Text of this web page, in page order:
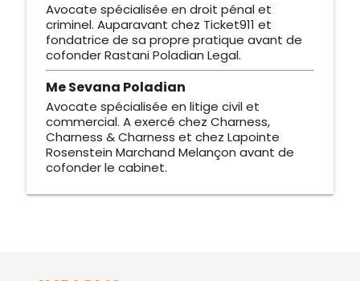
Avocate spécialisée en droit pénal et
criminel. Auparavant chez Ticket911 et
fondatrice de sa propre pratique avant de
cofonder Rastani Poladian Legal.
Me Sevana Poladian
Avocate spécialisée en litige civil et
commercial. A exercé chez Charness,
Charness & Charness et chez Lapointe
Rosenstein Marchand Melançon avant de
cofonder le cabinet.